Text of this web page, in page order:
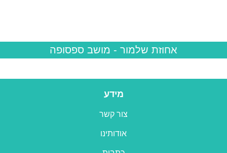
אחוזת שלמור - מושב ספסופה
מידע
צור קשר
אודותינו